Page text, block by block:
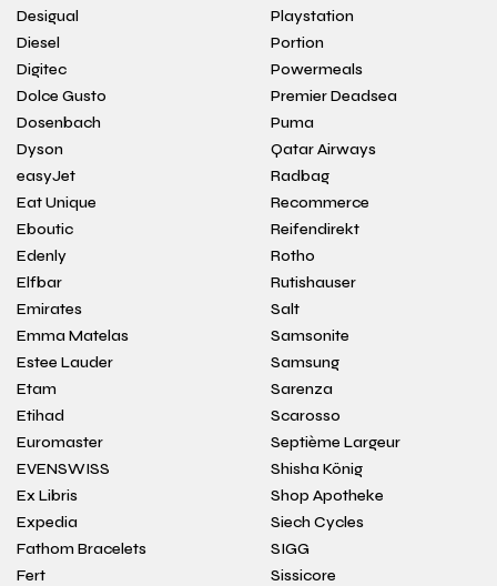
Desigual
Diesel
Digitec
Dolce Gusto
Dosenbach
Dyson
easyJet
Eat Unique
Eboutic
Edenly
Elfbar
Emirates
Emma Matelas
Estee Lauder
Etam
Etihad
Euromaster
EVENSWISS
Ex Libris
Expedia
Fathom Bracelets
Fert
Playstation
Portion
Powermeals
Premier Deadsea
Puma
Qatar Airways
Radbag
Recommerce
Reifendirekt
Rotho
Rutishauser
Salt
Samsonite
Samsung
Sarenza
Scarosso
Septième Largeur
Shisha König
Shop Apotheke
Siech Cycles
SIGG
Sissicore